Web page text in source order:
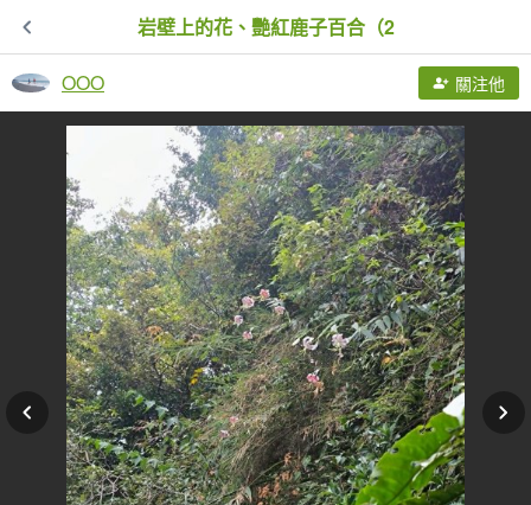
岩壁上的花、艷紅鹿子百合（2
OOO 關注他